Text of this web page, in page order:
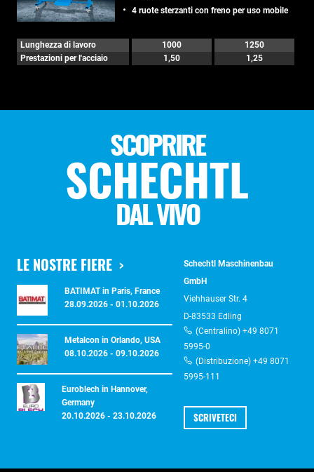
4 ruote sterzanti con freno per uso mobile
Lunghezza di lavoro 1000
1250
Prestazioni per l'acciaio
1,50 1,25
SCOPRIRE
SCHECHTL
DAL VIVO
LE NOSTRE FIERE
BATIMAT in Paris, France
28.09.2026 - 01.10.2026
Metalcon in Orlando, USA
08.10.2026 - 09.10.2026
Euroblech in Hannover,
Germany
20.10.2026 - 23.10.2026
Schechtl Maschinenbau
GmbH
Viehhauser Str. 4
D-83533 Edling
(Centralino) +49 8071
5995-0
(Distribuzione) +49 8071
5995-111
SCRIVETECI